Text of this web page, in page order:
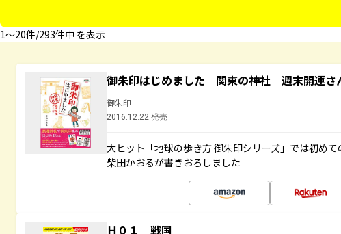
1〜20件/293件中 を表示
御朱印はじめました 関東の神社 週末開運さ
御朱印
2016.12.22 発売
大ヒット「地球の歩き方 御朱印シリーズ」では初め
柴田かおるが書きおろしました
Ｈ０１ 戦国